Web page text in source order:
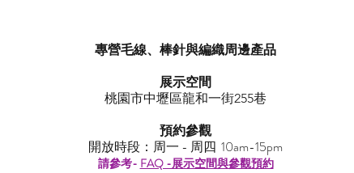
專營毛線、棒針與編織周邊產品
展示空間
​桃園市中壢區龍和一街255巷
預約參觀
開放時段：周一 - 周四 10am-15pm
請參考- FAQ -展示空間與參觀預約